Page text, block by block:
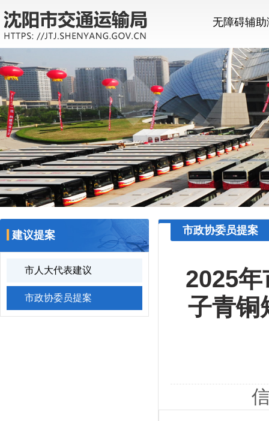
无障碍辅
建议提案
市人大代表建议
市政协委员提案
市政协委员提案
2025
子青铜